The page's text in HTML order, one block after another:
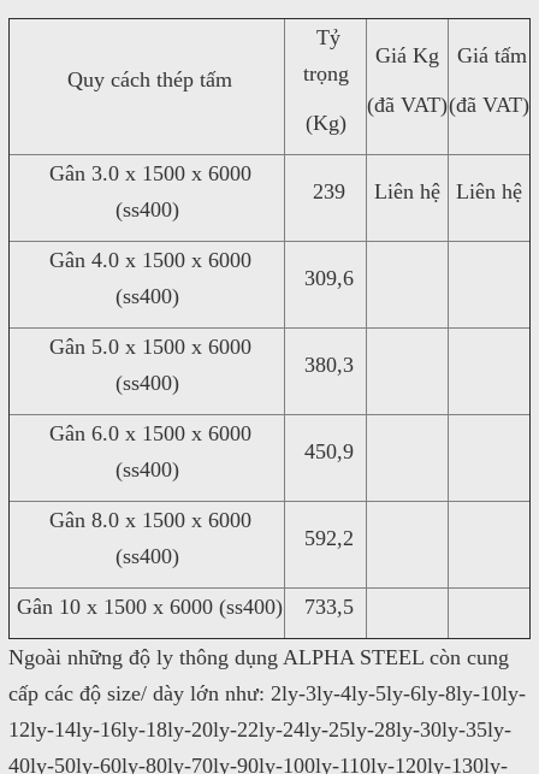
Quy cách thép tấm
Tỷ
trọng
(Kg)
Giá Kg
(đã VAT)
Giá tấm
(đã VAT)
Gân 3.0 x 1500 x 6000
(ss400)
239 Liên hệ Liên hệ
Gân 4.0 x 1500 x 6000
(ss400)
309,6
Gân 5.0 x 1500 x 6000
(ss400)
380,3
Gân 6.0 x 1500 x 6000
(ss400)
450,9
Gân 8.0 x 1500 x 6000
(ss400)
592,2
Gân 10 x 1500 x 6000 (ss400) 733,5
Ngoài những độ ly thông dụng ALPHA STEEL còn cung
cấp các độ size/ dày lớn như: 2ly-3ly-4ly-5ly-6ly-8ly-10ly-
12ly-14ly-16ly-18ly-20ly-22ly-24ly-25ly-28ly-30ly-35ly-
40ly-50ly-60ly-80ly-70ly-90ly-100ly-110ly-120ly-130ly-